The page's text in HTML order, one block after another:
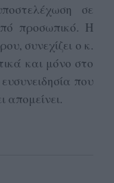
σε
προσωπικό. Η
συνεχίζει ο κ.
και μόνο στο
που
απομείνει.